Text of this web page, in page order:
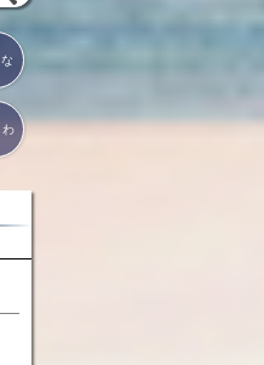
な
わ